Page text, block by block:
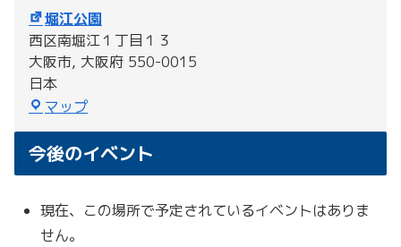
堀江公園
西区南堀江１丁目１３
大阪市, 大阪府 550-0015
日本
マップ堀
公
今後のイベント
現在、この場所で予定されているイベントはありま
せん。